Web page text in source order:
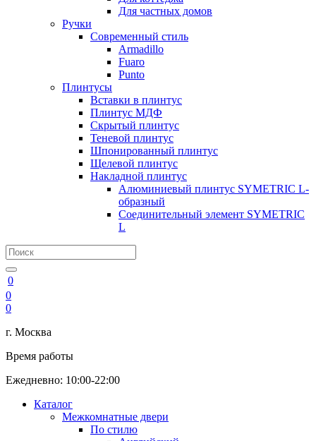
Для частных домов
Ручки
Современный стиль
Armadillo
Fuaro
Punto
Плинтусы
Вставки в плинтус
Плинтус МДФ
Скрытый плинтус
Теневой плинтус
Шпонированный плинтус
Щелевой плинтус
Накладной плинтус
Алюминиевый плинтус SYMETRIC L-
образный
Соединительный элемент SYMETRIC
L
0
0
0
г. Москва
Время работы
Ежедневно: 10:00-22:00
Каталог
Межкомнатные двери
По стилю